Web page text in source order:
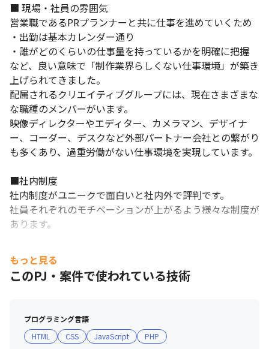
■ 現場・社員の雰囲気
営業職であるPRプランナーと共に仕事を進めていくため
・出勤は基本カレンダー通り
・誰がどのくらいの仕事量を持っているかを明確に把握
など、良い意味で「制作業界らしくない仕事環境」が築き
上げられてきました。
配属されるクリエイティブグループには、現在さまざまな
な職種のメンバーがいます。
映像ディレクターやエディター、カメラマン、デザイナ
ー、コーダー、デスクなど外部パートナー会社との繋がり
も多くあり、過重労働がない仕事環境を実現しています。
■社内制度
社内制度がユニークで面白いと社内外で評判です。
社員それぞれのモチベーションが上がるよう様々な制度が
あります。
◎親孝行休暇制度
両親の誕生日（もしくは命日）に特別休暇の取得及び帰
省代を一部支給
◎社員部活動支援
ジム部・キャンプ部・サッカー部・マラソン部など
もっと見る
このPJ・案件で使われている技術
プログラミング言語
HTML
CSS JavaScript PHP